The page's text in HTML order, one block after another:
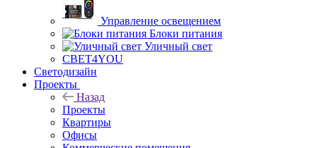
Управление освещением
Блоки питания
Уличный свет
СВЕТ4YOU
Светодизайн
Проекты
Назад
Проекты
Квартиры
Офисы